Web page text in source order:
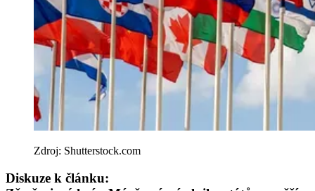
Zdroj: Shutterstock.com
Diskuze k článku: